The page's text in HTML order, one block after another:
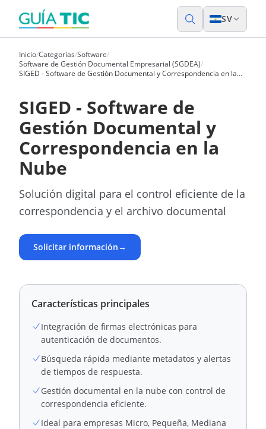
SV
Inicio/Categorías/Software/
Software de Gestión Documental Empresarial (SGDEA)/
SIGED - Software de Gestión Documental y Correspondencia en la
SIGED - Software de
Gestión Documental y
Correspondencia en la
Nube
Solución digital para el control eficiente de la
correspondencia y el archivo documental
Solicitar información→
Características principales
Integración de firmas electrónicas para
autenticación de documentos.
Búsqueda rápida mediante metadatos y alertas
de tiempos de respuesta.
Gestión documental en la nube con control de
correspondencia eficiente.
Ideal para empresas Micro, Pequeña, Mediana